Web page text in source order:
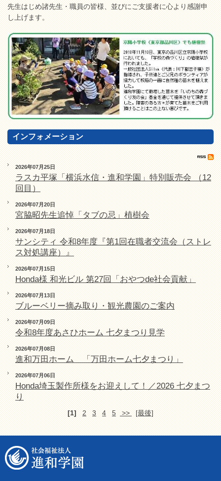
先生はじめ諸先生・職員の皆様、並びにご支援者に心より感謝申
し上げます。
インフォメーション
2026年07月25日
ラスカ平塚「横浜水信・進和学園」特別販売会 （12
回目）
2026年07月20日
宮脇昭先生追悼「タブの忌」植樹会
2026年07月18日
サンシティ 令和8年度『第1回在職者交流会（ストレ
ス対処講座）』
2026年07月15日
Honda様 和光ビル 第27回「おやつde社会貢献」
2026年07月13日
ブルーベリー摘み取り・観光農園のご案内
2026年07月09日
令和8年度あさひホーム 七夕まつり見学
2026年07月08日
進和万田ホーム 「万田ホーム七夕まつり」
2026年07月06日
Honda埼玉製作所様をお迎えして！／2026 七夕まつ
り
[1] 2 3 4 5 >> [最後]